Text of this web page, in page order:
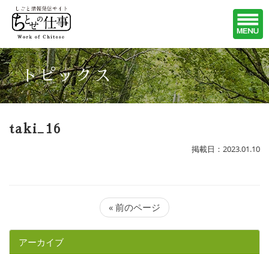
トピックス
taki_16
掲載日：2023.01.10
« 前のページ
アーカイブ